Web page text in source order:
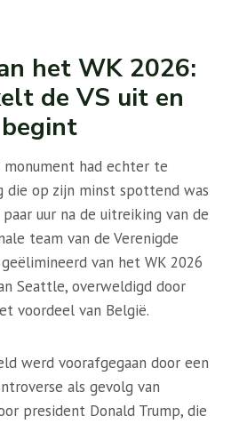
het WK 2026:
de VS uit en
had echter te
die op zijn minst spottend was
uur na de uitreiking van de
team van de Verenigde
van het WK 2026
Seattle, overweldigd door
voordeel van België.
werd voorafgegaan door een
als gevolg van
president Donald Trump, die